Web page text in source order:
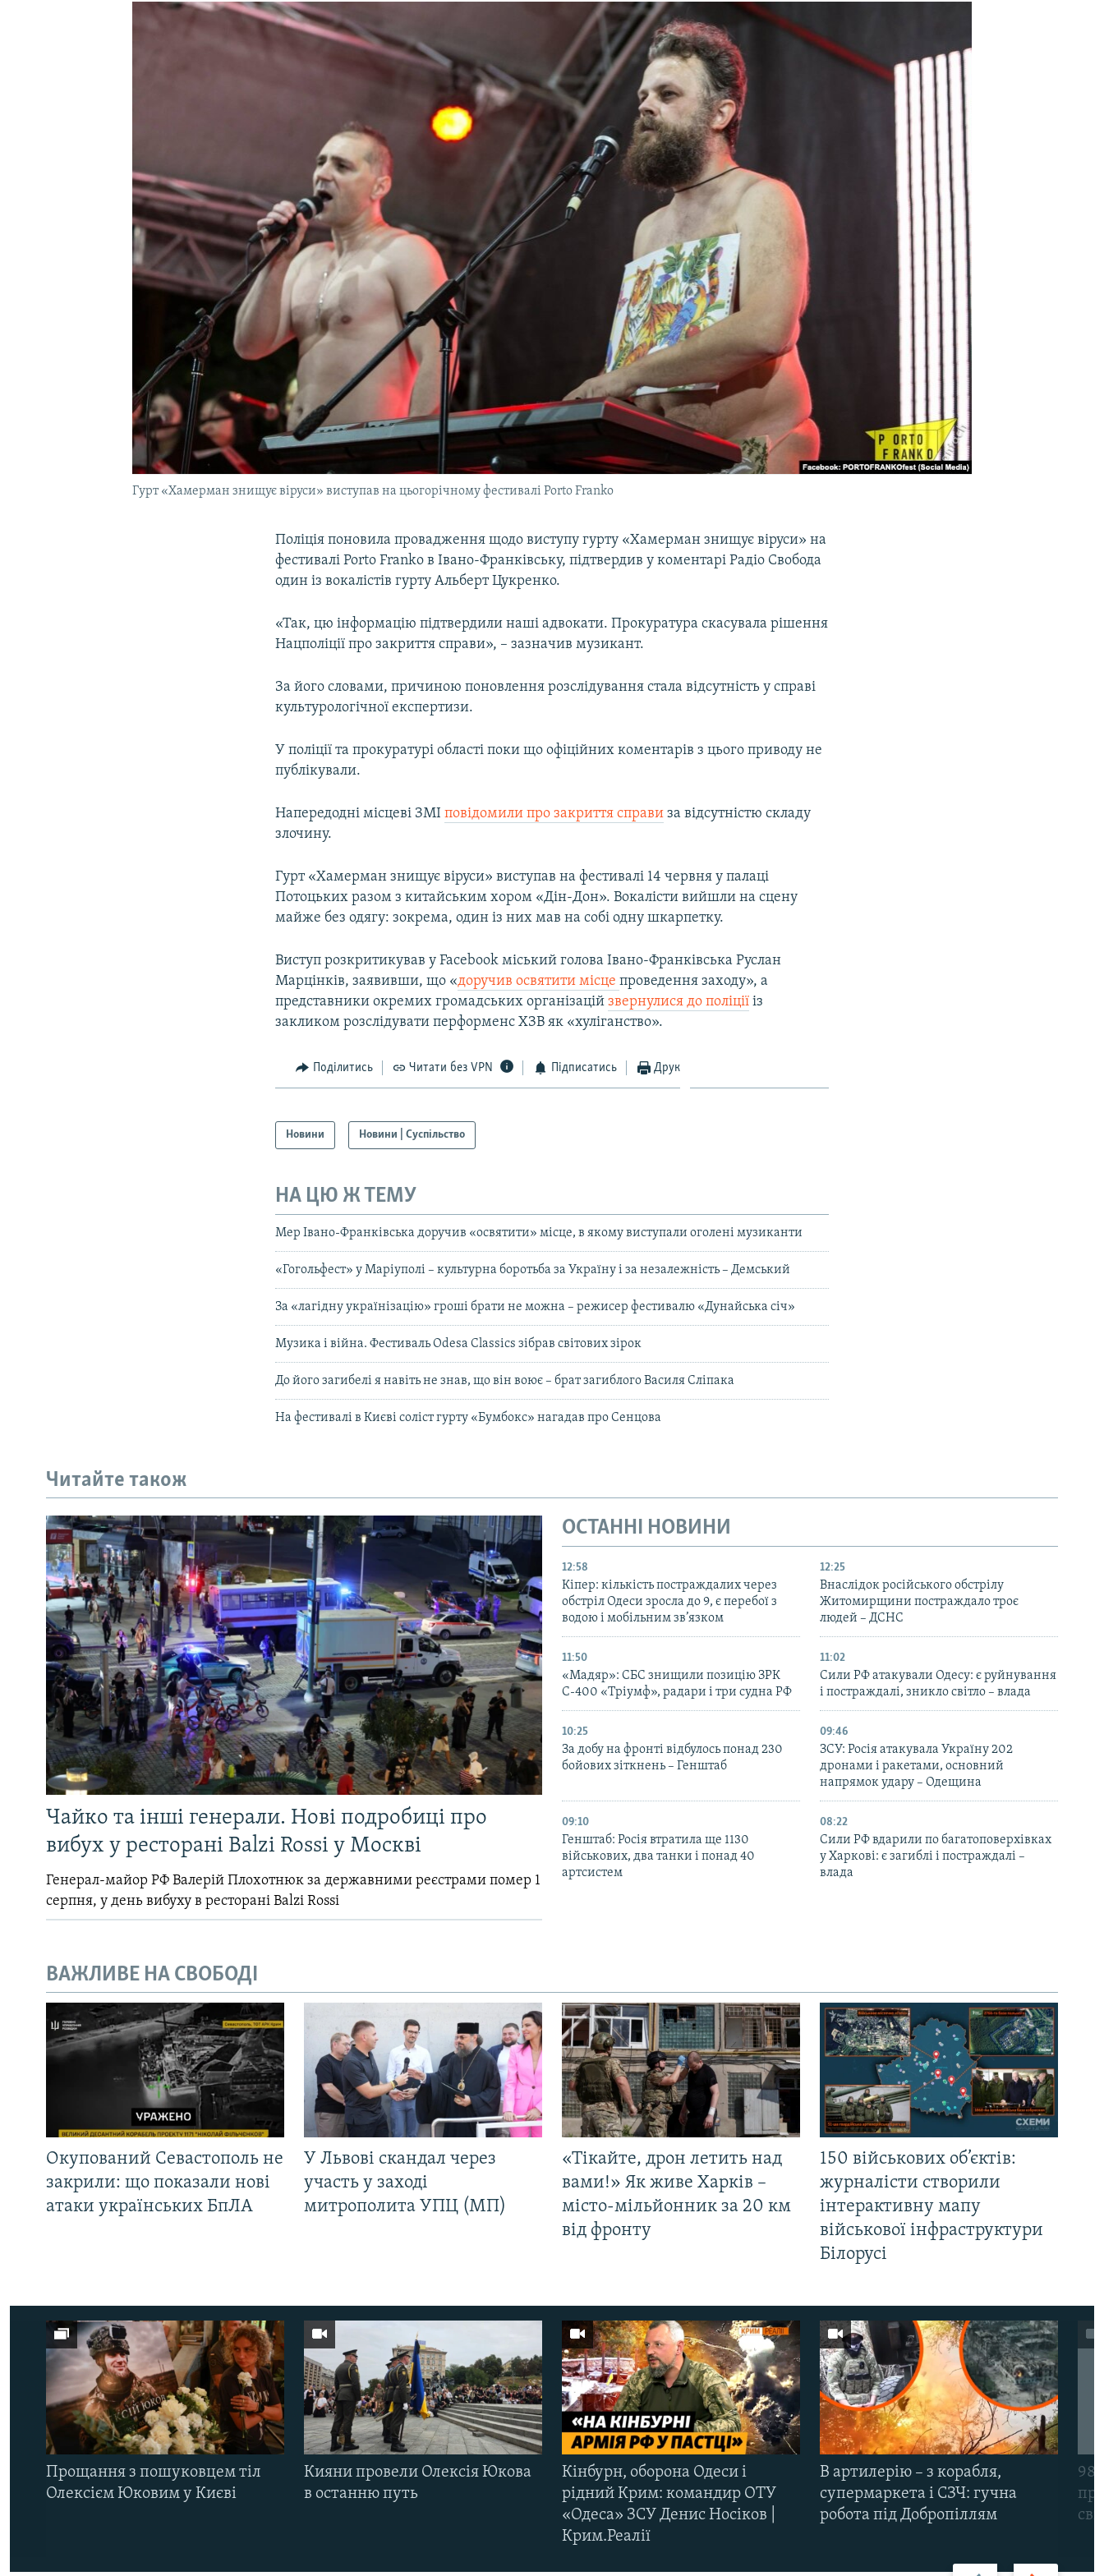
Гурт «Хамерман знищує віруси» виступав на цьогорічному фестивалі Porto Franko
Поліція поновила провадження щодо виступу гурту «Хамерман знищує віруси» на
фестивалі Porto Franko в Івано-Франківську, підтвердив у коментарі Радіо Свобода
один із вокалістів гурту Альберт Цукренко.
«Так, цю інформацію підтвердили наші адвокати. Прокуратура скасувала рішення
Нацполіції про закриття справи», – зазначив музикант.
За його словами, причиною поновлення розслідування стала відсутність у справі
культурологічної експертизи.
У поліції та прокуратурі області поки що офіційних коментарів з цього приводу не
публікували.
Напередодні місцеві ЗМІповідомили про закриття справи за відсутністю складу
злочину.
Гурт «Хамерман знищує віруси» виступав на фестивалі 14 червня у палаці
Потоцьких разом з китайським хором «Дін-Дон». Вокалісти вийшли на сцену
майже без одягу: зокрема, один із них мав на собі одну шкарпетку.
Виступ розкритикував у Facebook міський голова Івано-Франківська Руслан
Марцінків, заявивши, що «доручив освятити місцепроведення заходу», а
представники окремих громадських організаційзвернулися до поліції із
закликом розслідувати перформенс ХЗВ як «хуліганство».
Поділитись Читати без VPN Підписатись Друк
Новини Новини | Суспільство
НА ЦЮ Ж ТЕМУ
Мер Івано-Франківська доручив «освятити» місце, в якому виступали оголені музиканти
«Гогольфест» у Маріуполі – культурна боротьба за Україну і за незалежність – Демський
За «лагідну українізацію» гроші брати не можна – режисер фестивалю «Дунайська січ»
Музика і війна. Фестиваль Odesa Classics зібрав світових зірок
До його загибелі я навіть не знав, що він воює – брат загиблого Василя Сліпака
На фестивалі в Києві соліст гурту «Бумбокс» нагадав про Сенцова
Читайте також
Чайко та інші генерали. Нові подробиці про
вибух у ресторані Balzi Rossi у Москві
Генерал-майор РФ Валерій Плохотнюк за державними реєстрами помер 1
серпня, у день вибуху в ресторані Balzi Rossi
ОСТАННІ НОВИНИ
12:58
Кіпер: кількість постраждалих через
обстріл Одеси зросла до 9, є перебої з
водою і мобільним зв’язком
12:25
Внаслідок російського обстрілу
Житомирщини постраждало троє
людей – ДСНС
11:50
«Мадяр»: СБС знищили позицію ЗРК
С-400 «Тріумф», радари і три судна РФ
11:02
Сили РФ атакували Одесу: є руйнування
і постраждалі, зникло світло – влада
10:25
За добу на фронті відбулось понад 230
бойових зіткнень – Генштаб
09:46
ЗСУ: Росія атакувала Україну 202
дронами і ракетами, основний
напрямок удару – Одещина
09:10
Генштаб: Росія втратила ще 1130
військових, два танки і понад 40
артсистем
08:22
Сили РФ вдарили по багатоповерхівках
у Харкові: є загиблі і постраждалі –
влада
ВАЖЛИВЕ НА СВОБОДІ
Окупований Севастополь не
закрили: що показали нові
атаки українських БпЛА
У Львові скандал через
участь у заході
митрополита УПЦ (МП)
«Тікайте, дрон летить над
вами!» Як живе Харків –
місто-мільйонник за 20 км
від фронту
150 військових об’єктів:
журналісти створили
інтерактивну мапу
військової інфраструктури
Білорусі
Прощання з пошуковцем тіл
Олексієм Юковим у Києві
Кияни провели Олексія Юкова
в останню путь
Кінбурн, оборона Одеси і
рідний Крим: командир ОТУ
«Одеса» ЗСУ Денис Носіков |
Крим.Реалії
В артилерію – з корабля,
супермаркета і СЗЧ: гучна
робота під Добропіллям
98-